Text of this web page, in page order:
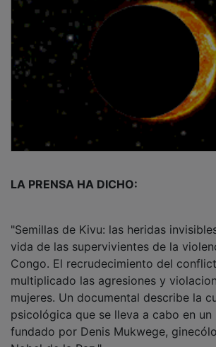
vida de las supervivientes de la
Congo. El recrudecimiento del
multiplicado las agresiones y
mujeres. Un documental describe la
psicológica que se lleva a cabo en un
fundado por Denis Mukwege,
Nobel de la Paz."